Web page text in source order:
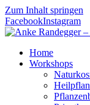
Zum Inhalt springen
FacebookInstagram
Home
Workshops